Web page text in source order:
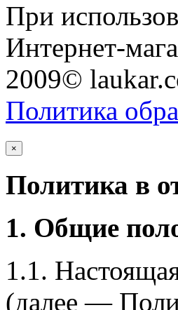
При
Интернет-
2009©
Политика
×
Политика в
1. Общие
1.1.
(далее —